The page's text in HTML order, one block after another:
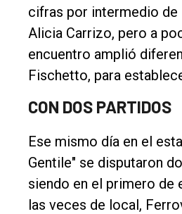
cifras por intermedio de
Alicia Carrizo, pero a
encuentro amplió
Fischetto, para
CON DOS PARTIDOS
Ese mismo día en el
Gentile" se disputaron
siendo en el primero de
las veces de local,